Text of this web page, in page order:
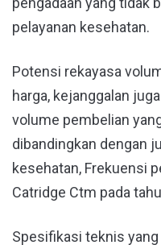
pelayanan kesehatan.
Potensi rekayasa
harga, kejanggalan
volume pembelian
dibandingkan dengan
kesehatan, Frekuensi
Catridge Ctm pada
Spesifikasi teknis